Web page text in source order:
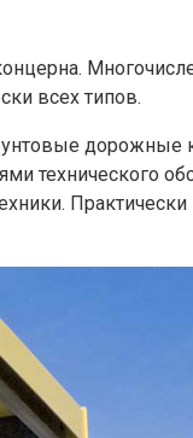
всех типов.
технического